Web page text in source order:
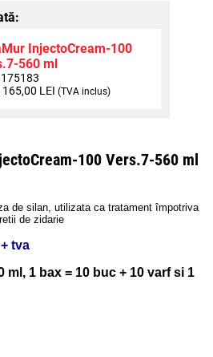
InjectoCream-100
560 ml
175183
165,00 LEI (TVA inclus)
100 Vers.7-560 ml
de silan, utilizata ca tratament împotriva
de zidarie
tva
1 bax = 10 buc + 10 varf si 1